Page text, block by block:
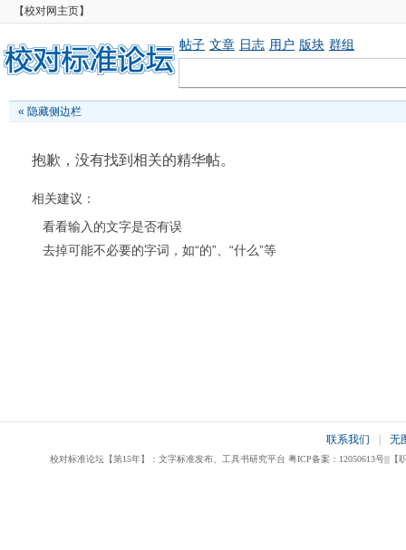
【校对网主页】
帖子 文章 日志 用户 版块 群组
« 隐藏侧边栏
抱歉，没有找到相关的精华帖。
相关建议：
看看输入的文字是否有误
去掉可能不必要的字词，如“的”、“什么”等
联系我们 无
校对标准论坛【第15年】：文字标准发布、工具书研究平台 粤ICP备案：12050613号|||【